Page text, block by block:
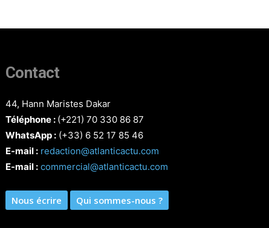
Contact
44, Hann Maristes Dakar
Téléphone : (+221) 70 330 86 87‬
WhatsApp : (+33) 6 52 17 85 46
E-mail : redaction@atlanticactu.com
E-mail : commercial@atlanticactu.com
Nous écrire Qui sommes-nous ?